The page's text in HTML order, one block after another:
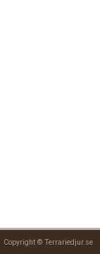
Copyright © Terrariedjur.se